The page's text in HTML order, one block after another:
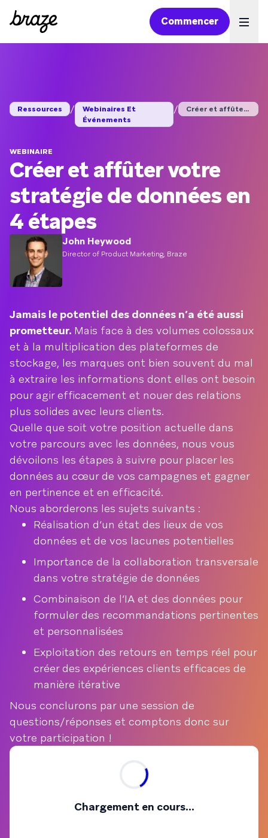
Commencer
Ressources /
Webinaires Et
Événements
/ Créer et affûter vot...
WEBINAIRE
Créer et affûter votre
stratégie de données en
4 étapes
John Heywood
Director of Product Marketing, Braze
Jamais le potentiel des données n’a été aussi
prometteur. Mais face à des volumes colossaux
et à la multiplication des plateformes de
stockage, les marques ont bien souvent du mal
à extraire les informations dont elles ont besoin
pour agir efficacement et nouer des relations
plus solides avec leurs clients.
Quelle que soit votre position actuelle dans
votre parcours avec les données, nous vous
dévoilons les étapes à suivre pour placer les
données au cœur de vos campagnes et gagner
en pertinence et en efficacité.
Nous aborderons les sujets suivants :
Réalisation d’un état des lieux de vos
données et de vos lacunes potentielles
Importance de la collaboration transversale
dans votre stratégie de données
Combinaison de l’IA et des données pour
formuler des recommandations pertinentes
et personnalisées
Exploitation des retours en temps réel pour
créer des expériences clients efficaces de
manière itérative
Nous conclurons par une session de
questions/réponses et comptons donc sur
votre participation !
Chargement en cours...